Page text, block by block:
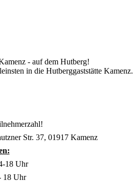
- auf dem Hutberg!
in die Hutberggaststätte Kamenz.
Str. 37, 01917 Kamenz
18 Uhr
18 Uhr